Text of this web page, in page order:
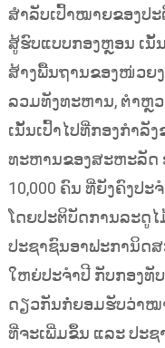
ສຳລັບເປົ້າໝາຍຂອງປ
ສູ້ຮົບແບບກອງຫຼອນ ເນັ້
ສ້າງພື້ນຖານຂອງໜ່ວຍ
ລວມທັງທະຫານ, ຕຳຫຼ
ເນັ້ນເປົ້າໄປທີ່ກອງກຳລັ
ທະຫານຂອງສະຫະລັດ
10,000 ຄົນ ທີ່ຍັງຄົງປ
ໂດຍປະຕິບັດການລະດູໄ
ປະຊາຊົນອາຟະການິດ
ໃຫຍ່ປະຈຳປີ ກັບກອງທັ
ດຽວກັນກໍ່ຍອມຮັບວ່າໝ
ທີ່ຈະເພີ່ມຂຶ້ນ ແລະ ປະ